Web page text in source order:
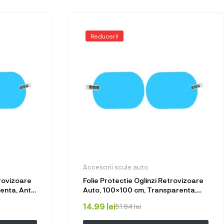
Anti-
Reduceri!
Accesorii scule auto
Folie Protectie Oglinzi Retrovizoare
Auto, 100×100 cm, Transparenta,
Flexibila 51.84lei
14.99 lei